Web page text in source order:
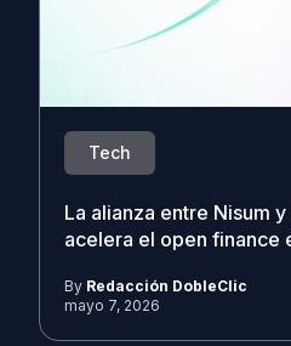
Tech
La alianza entre Nisum
acelera el open finance
By Redacción DobleClic
mayo 7, 2026